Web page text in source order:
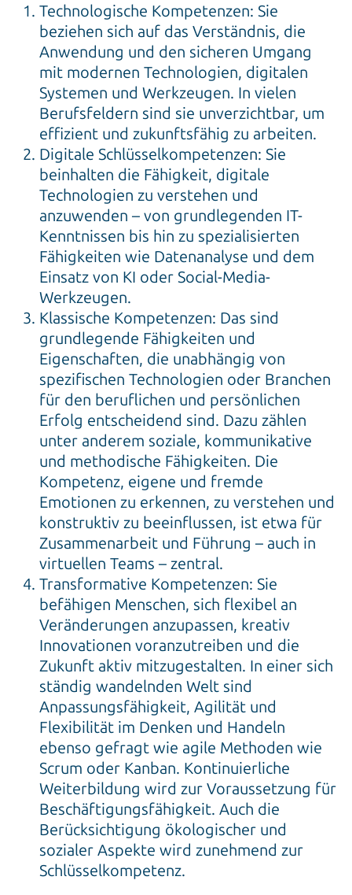
Technologische Kompetenzen: Sie
beziehen sich auf das Verständnis, die
Anwendung und den sicheren Umgang
mit modernen Technologien, digitalen
Systemen und Werkzeugen. In vielen
Berufsfeldern sind sie unverzichtbar, um
effizient und zukunftsfähig zu arbeiten.
Digitale Schlüsselkompetenzen: Sie
beinhalten die Fähigkeit, digitale
Technologien zu verstehen und
anzuwenden – von grundlegenden IT-
Kenntnissen bis hin zu spezialisierten
Fähigkeiten wie Datenanalyse und dem
Einsatz von KI oder Social-Media-
Werkzeugen.
Klassische Kompetenzen: Das sind
grundlegende Fähigkeiten und
Eigenschaften, die unabhängig von
spezifischen Technologien oder Branchen
für den beruflichen und persönlichen
Erfolg entscheidend sind. Dazu zählen
unter anderem soziale, kommunikative
und methodische Fähigkeiten. Die
Kompetenz, eigene und fremde
Emotionen zu erkennen, zu verstehen und
konstruktiv zu beeinflussen, ist etwa für
Zusammenarbeit und Führung – auch in
virtuellen Teams – zentral.
Transformative Kompetenzen: Sie
befähigen Menschen, sich flexibel an
Veränderungen anzupassen, kreativ
Innovationen voranzutreiben und die
Zukunft aktiv mitzugestalten. In einer sich
ständig wandelnden Welt sind
Anpassungsfähigkeit, Agilität und
Flexibilität im Denken und Handeln
ebenso gefragt wie agile Methoden wie
Scrum oder Kanban. Kontinuierliche
Weiterbildung wird zur Voraussetzung für
Beschäftigungsfähigkeit. Auch die
Berücksichtigung ökologischer und
sozialer Aspekte wird zunehmend zur
Schlüsselkompetenz.